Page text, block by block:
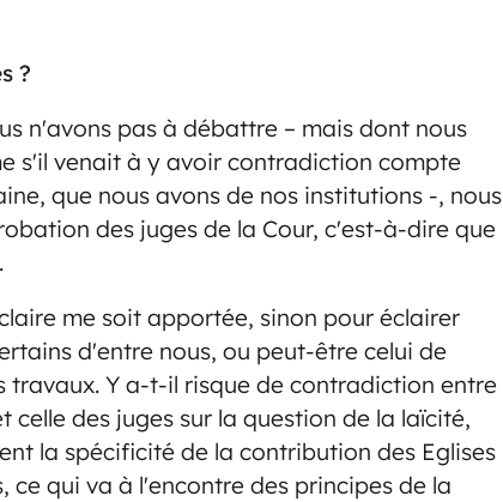
?
n'avons pas à débattre – mais dont nous
s'il venait à y avoir contradiction compte
que nous avons de nos institutions -, nous
des juges de la Cour, c'est-à-dire que
me soit apportée, sinon pour éclairer
d'entre nous, ou peut-être celui de
travaux. Y a-t-il risque de contradiction entre
des juges sur la question de la laïcité,
la spécificité de la contribution des Eglises
qui va à l'encontre des principes de la